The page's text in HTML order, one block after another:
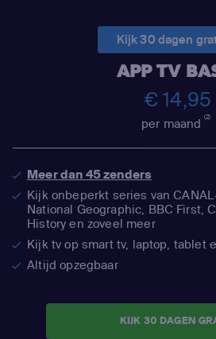
Kijk 30 dagen
APP TV
€ 14,95
per maand(2)
Meer dan 45 zenders
Kijk onbeperkt series van
National Geographic, BBC First,
History en zoveel meer
Kijk tv op smart tv, laptop, tablet
Altijd opzegbaar
KIJK 30 DAGEN